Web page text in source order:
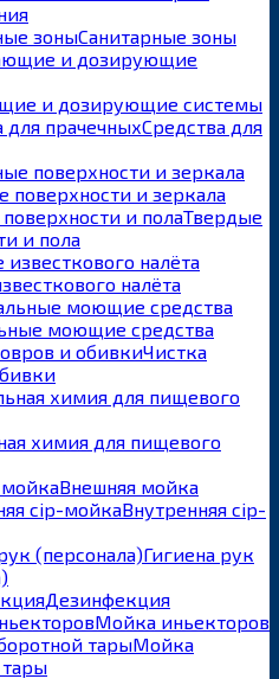
Санитарные зоны
и дозирующие системы
Средства для
поверхности и зеркала
Твердые
и пола
налёта
моющие средства
Чистка
химия для пищевого
Внешняя мойка
Внутренняя cip-
Гигиена рук
Дезинфекция
Мойка иньекторов
Мойка